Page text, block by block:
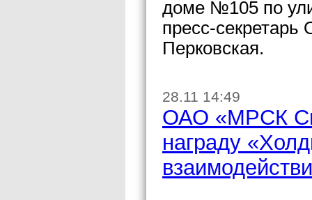
доме №105 по
пресс-
Перковская.
28.11 14:49
ОАО «МРСК
награду